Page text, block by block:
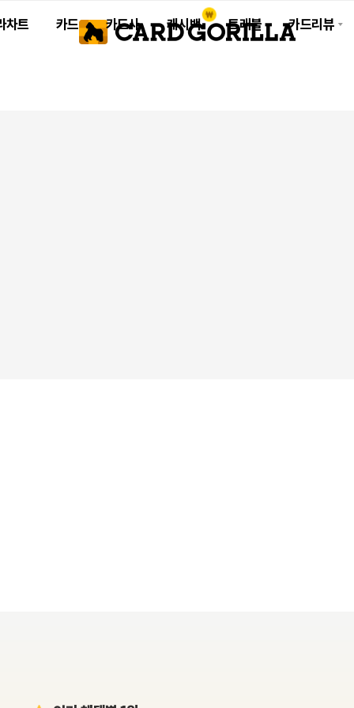
차트 카드 카드사 캐시백 트래블 카드리뷰